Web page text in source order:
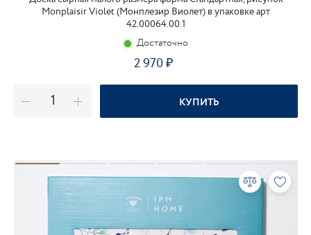
Monplaisir Violet (Монплезир Виолет) в упаковке арт
42.00064.00.1
Достаточно
2 970
КУПИТЬ